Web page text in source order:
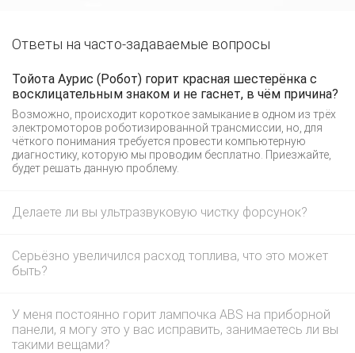
Ответы на часто-задаваемые вопросы
Тойота Аурис (Робот) горит красная шестерёнка с
восклицательным знаком и не гаснет, в чём причина?
Возможно, происходит короткое замыкание в одном из трёх
электромоторов роботизированной трансмиссии, но, для
чёткого понимания требуется провести компьютерную
диагностику, которую мы проводим бесплатно. Приезжайте,
будет решать данную проблему.
Делаете ли вы ультразвуковую чистку форсунок?
Серьёзно увеличился расход топлива, что это может
быть?
У меня постоянно горит лампочка ABS на приборной
панели, я могу это у вас исправить, занимаетесь ли вы
такими вещами?